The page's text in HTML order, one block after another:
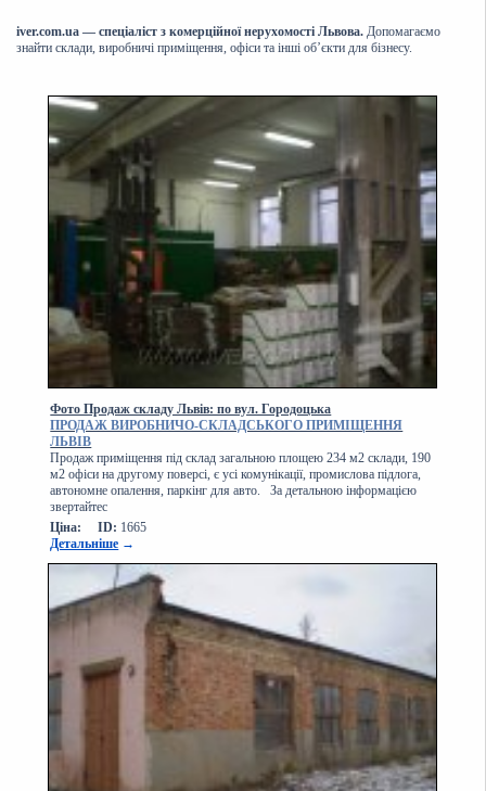
iver.com.ua — спеціаліст з комерційної нерухомості Львова. Допомагаємо
знайти склади, виробничі приміщення, офіси та інші об’єкти для бізнесу.
Фото Продаж складу Львів: по вул. Городоцька
ПРОДАЖ ВИРОБНИЧО-СКЛАДСЬКОГО ПРИМІЩЕННЯ
ЛЬВІВ
Продаж приміщення під склад загальною площею 234 м2 склади, 190
м2 офіси на другому поверсі, є усі комунікації, промислова підлога,
автономне опалення, паркінг для авто. За детальною інформацією
звертайтес
Ціна:
ID: 1665
Детальніше →